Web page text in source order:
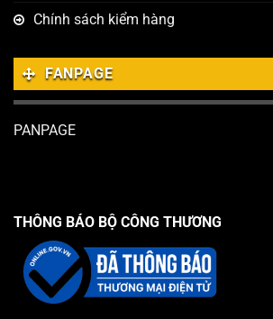
Chính sách kiểm hàng
FANPAGE
PANPAGE
THÔNG BÁO BỘ CÔNG THƯƠNG